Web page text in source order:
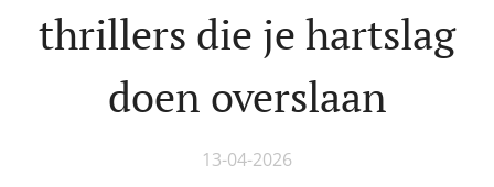
thrillers die je hartslag
doen overslaan
13-04-2026